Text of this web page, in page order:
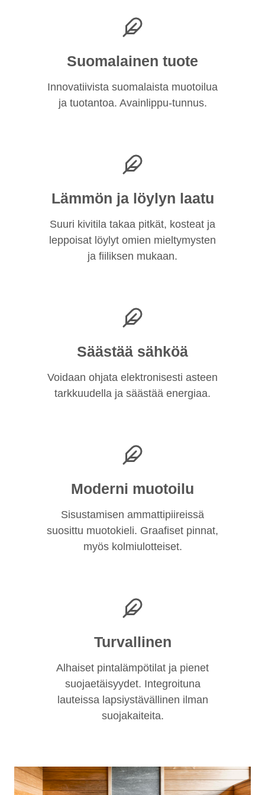
Suomalainen tuote
Innovatiivista suomalaista muotoilua
ja tuotantoa. Avainlippu-tunnus.
Lämmön ja löylyn laatu
Suuri kivitila takaa pitkät, kosteat ja
leppoisat löylyt omien mieltymysten
ja fiiliksen mukaan.
Säästää sähköä
Voidaan ohjata elektronisesti asteen
tarkkuudella ja säästää energiaa.
Moderni muotoilu
Sisustamisen ammattipiireissä
suosittu muotokieli. Graafiset pinnat,
myös kolmiulotteiset.
Turvallinen
Alhaiset pintalämpötilat ja pienet
suojaetäisyydet. Integroituna
lauteissa lapsiystävällinen ilman
suojakaiteita.